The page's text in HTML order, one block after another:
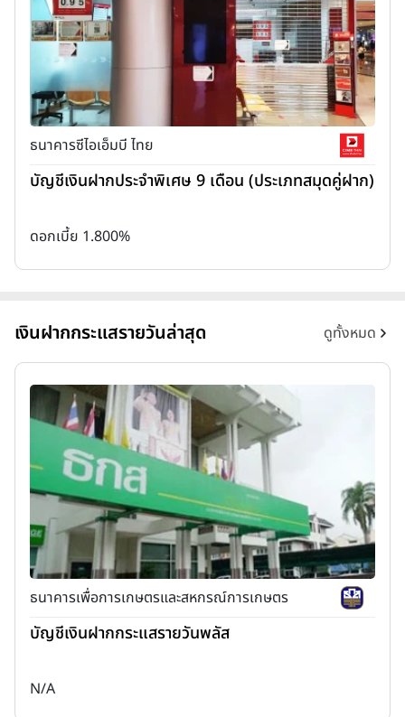
ธนาคารซีไอเอ็มบี ไทย
บัญชีเงินฝากประจำพิเศษ 9 เดือน (ประเภทสมุดคู่ฝาก)
ดอกเบี้ย 1.800%
เงินฝากกระแสรายวันล่าสุด ดูทั้งหมด
ธนาคารเพื่อการเกษตรและสหกรณ์การเกษตร
บัญชีเงินฝากกระแสรายวันพลัส
N/A